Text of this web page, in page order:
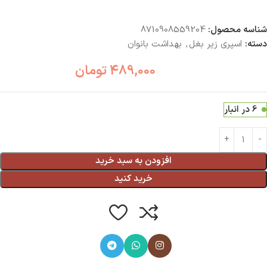
شناسه محصول: 8710908559204
دسته: اسپری زیر بغل, بهداشت بانوان
489,000تومان
6 در انبار
افزودن به سبد خرید
خرید کنید